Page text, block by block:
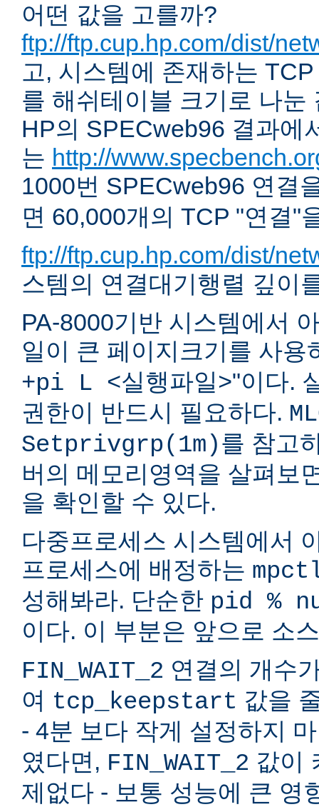
어떤 값을 고를까?
ftp://ftp.cup.hp.com/dist/
고, 시스템에 존재하는
를 해쉬테이블 크기로 나눈
HP의 SPECweb96 결과에
는 http://
1000번 SPECweb96 연결
면 60,000개의 TCP "연결"
ftp://ftp.cup.hp.com/dist/
스템의 연결대기행렬 깊이
PA-8000기반 시스템에서
일이 큰 페이지크기를 사
+pi L <실행파일>"이다.
권한이 반드시 필요하다.
Setprivgrp(1m)를 참고
버의 메모리영역을 살펴보
을 확인할 수 있다.
다중프로세스 시스템에서
프로세스에 배정하는
성해봐라. 단순한 pid %
이다. 이 부분은 앞으로 소
FIN_WAIT_2 연결의 개수
여 tcp_keepstart 값을
- 4분 보다 작게 설정하지
였다면, FIN_WAIT_2 값이
제없다 - 보통 성능에 큰 영